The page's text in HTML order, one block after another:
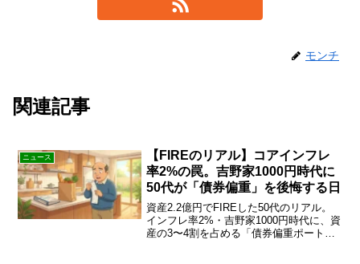
モンチ
関連記事
ニュース
【FIREのリアル】コアインフレ
率2%の罠。吉野家1000円時代に
50代が「債券偏重」を後悔する日
資産2.2億円でFIREした50代のリアル。
インフレ率2%・吉野家1000円時代に、資
産の3〜4割を占める「債券偏重ポートフ